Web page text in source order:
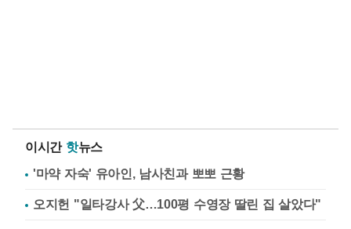
이시간 핫뉴스
'마약 자숙' 유아인, 남사친과 뽀뽀 근황
오지헌 "일타강사 父…100평 수영장 딸린 집 살았다"